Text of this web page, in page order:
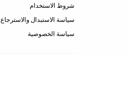
شروط الاستخدام
سياسة الاستبدال والاسترجاع
سياسة الخصوصية